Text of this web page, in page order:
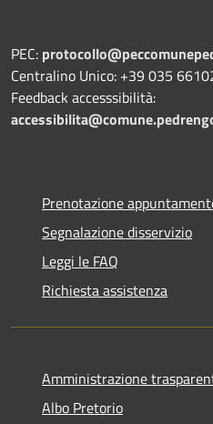
PEC:
Centralino Unico: +39 035
Feedback accesssibilità:
Prenotazione
Segnalazione disservizio
Leggi le FAQ
Richiesta assistenza
Amministrazione
Albo Pretorio